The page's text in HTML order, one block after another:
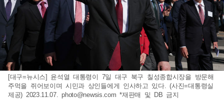
[대구=뉴시스] 윤석열 대통령이 7일 대구 북구 칠성종합시장을 방문해
주먹을 쥐어보이며 시민과 상인들에게 인사하고 있다. (사진=대통령실
제공) 2023.11.07.photo@newsis.com *재판매 및 DB 금지